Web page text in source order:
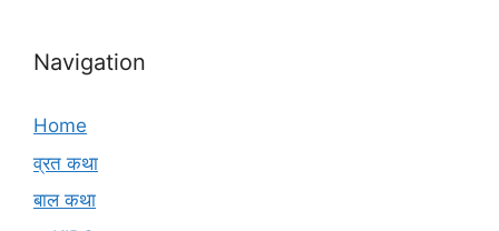
Navigation
Home
व्रत कथा
बाल कथा